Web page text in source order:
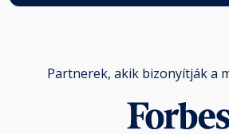
Partnerek, akik bizonyítják a